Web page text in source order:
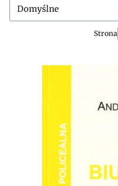
Domyślne
Strona